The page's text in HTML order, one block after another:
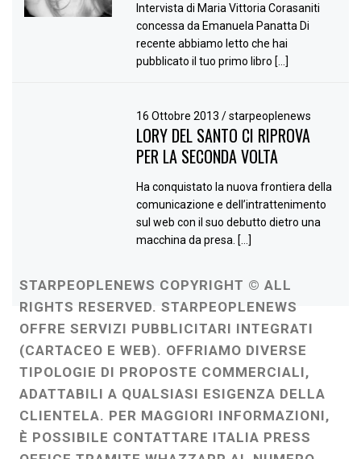
Intervista di Maria Vittoria Corasaniti
concessa da Emanuela Panatta Di
recente abbiamo letto che hai
pubblicato il tuo primo libro […]
16 Ottobre 2013/ starpeoplenews
LORY DEL SANTO CI RIPROVA
PER LA SECONDA VOLTA
Ha conquistato la nuova frontiera della
comunicazione e dell’intrattenimento
sul web con il suo debutto dietro una
macchina da presa. […]
STARPEOPLENEWS COPYRIGHT © ALL
RIGHTS RESERVED. STARPEOPLENEWS
OFFRE SERVIZI PUBBLICITARI INTEGRATI
(CARTACEO E WEB). OFFRIAMO DIVERSE
TIPOLOGIE DI PROPOSTE COMMERCIALI,
ADATTABILI A QUALSIASI ESIGENZA DELLA
CLIENTELA. PER MAGGIORI INFORMAZIONI,
È POSSIBILE CONTATTARE ITALIA PRESS